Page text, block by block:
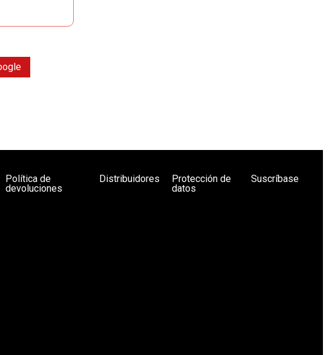
Política de
devoluciones
Distribuidores
Protección de
datos
Suscríbase